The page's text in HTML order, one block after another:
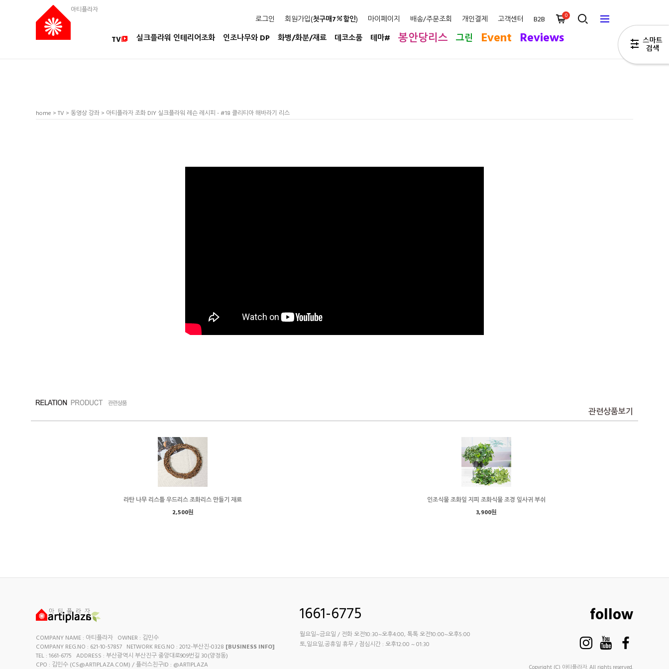
아티플라자
로그인 회원가입(첫구매7 할인) 마이페이지 배송/주문조회 개인결제 고객센터 B2B 0
TV 실크플라워 인테리어조화 인조나무와 DP 화병/화분/재료 데코소품 테마# 봉안당리스 그린 Event Reviews
home > TV > 동영상 강좌 > 아티플라자 조화 DIY 실크플라워 레슨 레시피 - #18 클리티아 해바라기 리스
관련상품보기
라탄 나무 리스틀 우드리스 조화리스 만들기 재료
2,500원
인조식물 조화잎 지피 조화식물 조경 잎사귀 부쉬
3,900원
COMPANY NAME : 아티플라자 OWNER : 김민수
COMPANY REG.NO : 621-10-57857 NETWORK REG.NO : 2012-부산진-0328 [BUSINESS INFO]
TEL : 1661-6775 ADDRESS : 부산광역시 부산진구 중앙대로909번길 30(양정동)
CPO : 김민수 (CS@ARTIPLAZA.COM) / 플러스친구ID : @ARTIPLAZA
1661-6775
월요일~금요일 / 전화 오전10:30~오후4:00, 톡톡 오전10:00~오후5:00
토,일요일,공휴일 휴무 / 점심시간 : 오후12:00 ~ 01:30
follow